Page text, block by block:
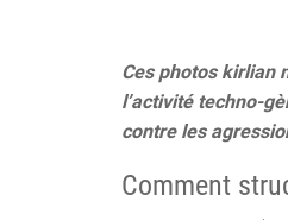
Ces photos kirlian
l’activité techno-
contre les
Comment